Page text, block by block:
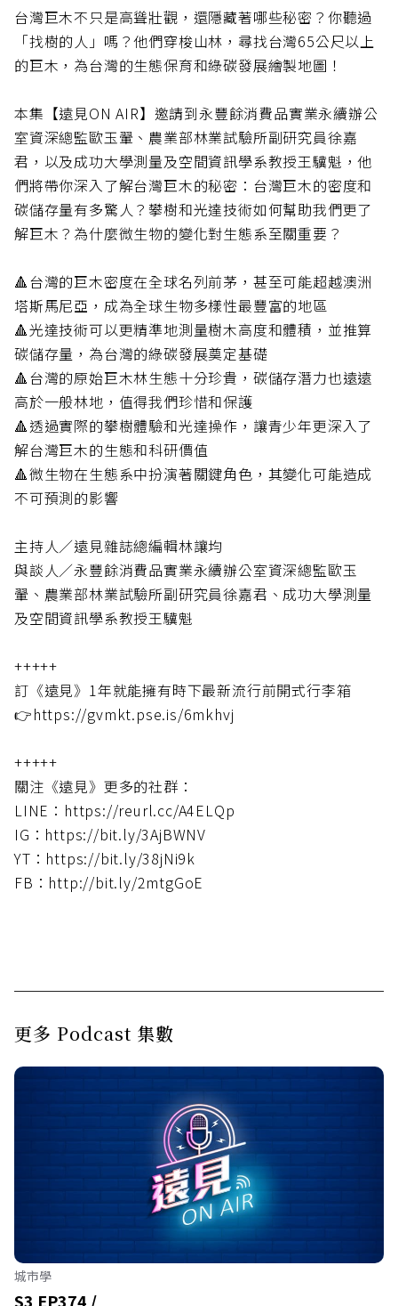
台灣巨木不只是高聳壯觀，還隱藏著哪些秘密？你聽過
「找樹的人」嗎？他們穿梭山林，尋找台灣65公尺以上
的巨木，為台灣的生態保育和綠碳發展繪製地圖！
本集【遠見ON AIR】邀請到永豐餘消費品實業永續辦公
室資深總監歐玉翬、農業部林業試驗所副研究員徐嘉
君，以及成功大學測量及空間資訊學系教授王驥魁，他
們將帶你深入了解台灣巨木的秘密：台灣巨木的密度和
碳儲存量有多驚人？攀樹和光達技術如何幫助我們更了
解巨木？為什麼微生物的變化對生態系至關重要？
🔺台灣的巨木密度在全球名列前茅，甚至可能超越澳洲
塔斯馬尼亞，成為全球生物多樣性最豐富的地區
🔺光達技術可以更精準地測量樹木高度和體積，並推算
碳儲存量，為台灣的綠碳發展奠定基礎
🔺台灣的原始巨木林生態十分珍貴，碳儲存潛力也遠遠
高於一般林地，值得我們珍惜和保護
🔺透過實際的攀樹體驗和光達操作，讓青少年更深入了
解台灣巨木的生態和科研價值
🔺微生物在生態系中扮演著關鍵角色，其變化可能造成
不可預測的影響
主持人／遠見雜誌總編輯林讓均
與談人／永豐餘消費品實業永續辦公室資深總監歐玉
翬、農業部林業試驗所副研究員徐嘉君、成功大學測量
及空間資訊學系教授王驥魁
+++++
訂《遠見》1年就能擁有時下最新流行前開式行李箱
👉https://gvmkt.pse.is/6mkhvj
+++++
關注《遠見》更多的社群：
LINE：https://reurl.cc/A4ELQp
IG：https://bit.ly/3AjBWNV
YT：https://bit.ly/38jNi9k
FB：http://bit.ly/2mtgGoE
更多 Podcast 集數
城市學
S3 EP374 /